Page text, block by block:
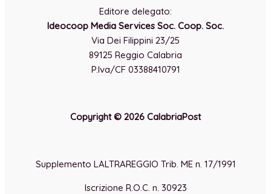
Editore delegato:
Ideocoop Media Services Soc. Coop. Soc.
Via Dei Filippini 23/25
89125 Reggio Calabria
P.Iva/CF 03388410791
Copyright © 2026 CalabriaPost
Supplemento LALTRAREGGIO Trib. ME n. 17/1991
Iscrizione R.O.C. n. 30923